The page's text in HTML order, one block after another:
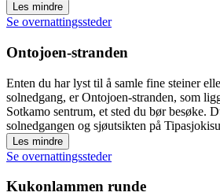
Les mindre
Se overnattingssteder
Ontojoen-stranden
Enten du har lyst til å samle fine steiner
solnedgang, er Ontojoen-stranden, som
Sotkamo sentrum, et sted du bør besøke.
solnedgangen og sjøutsikten på
Les mindre
Se overnattingssteder
Kukonlammen runde